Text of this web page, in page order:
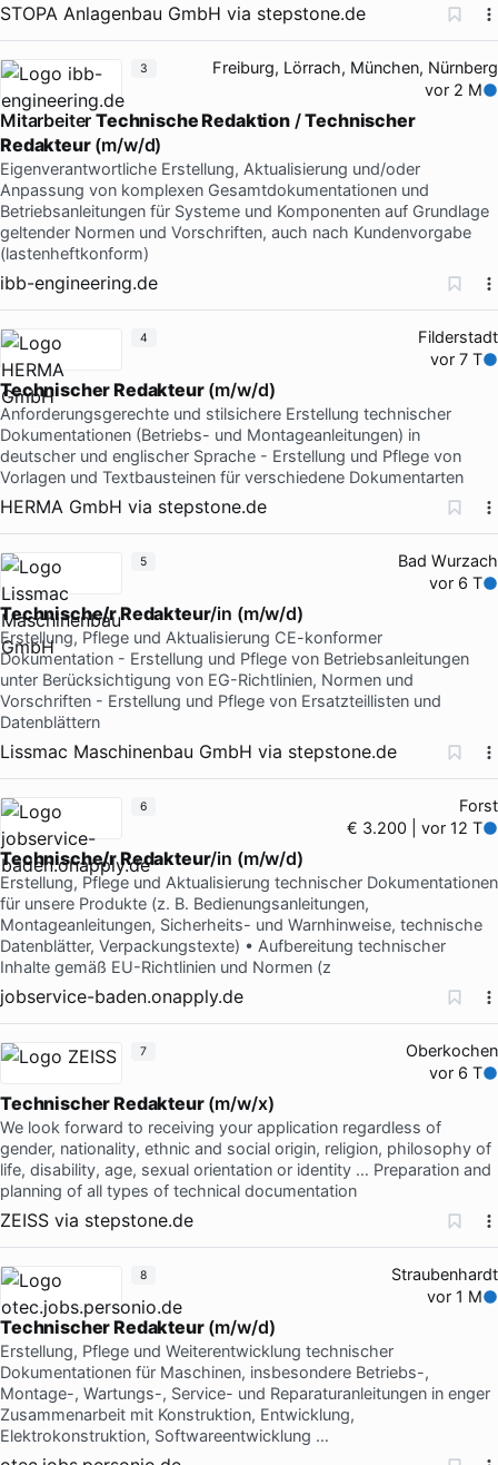
STOPA Anlagenbau GmbH via stepstone.de
Freiburg, Lörrach, München, Nürnberg
vor 2 M
MitarbeiterTechnische Redaktion/Technischer
Redakteur(m/w/d)
Eigenverantwortliche Erstellung, Aktualisierung und/oder
Anpassung von komplexen Gesamtdokumentationen und
Betriebsanleitungen für Systeme und Komponenten auf Grundlage
geltender Normen und Vorschriften, auch nach Kundenvorgabe
(lastenheftkonform)
ibb-engineering.de
3
Filderstadt
vor 7 T
Technischer Redakteur(m/w/d)
Anforderungsgerechte und stilsichere Erstellung technischer
Dokumentationen (Betriebs- und Montageanleitungen) in
deutscher und englischer Sprache - Erstellung und Pflege von
Vorlagen und Textbausteinen für verschiedene Dokumentarten
HERMA GmbH via stepstone.de
4
Bad Wurzach
vor 6 T
Technische/r Redakteur/in (m/w/d)
Erstellung, Pflege und Aktualisierung CE-konformer
Dokumentation - Erstellung und Pflege von Betriebsanleitungen
unter Berücksichtigung von EG-Richtlinien, Normen und
Vorschriften - Erstellung und Pflege von Ersatzteillisten und
Datenblättern
Lissmac Maschinenbau GmbH via stepstone.de
5
Forst
€ 3.200 | vor 12 T
Technische/r Redakteur/in (m/w/d)
Erstellung, Pflege und Aktualisierung technischer Dokumentationen
für unsere Produkte (z. B. Bedienungsanleitungen,
Montageanleitungen, Sicherheits- und Warnhinweise, technische
Datenblätter, Verpackungstexte) • Aufbereitung technischer
Inhalte gemäß EU-Richtlinien und Normen (z
jobservice-baden.onapply.de
6
Oberkochen
vor 6 T
Technischer Redakteur(m/w/x)
We look forward to receiving your application regardless of
gender, nationality, ethnic and social origin, religion, philosophy of
life, disability, age, sexual orientation or identity … Preparation and
planning of all types of technical documentation
ZEISS via stepstone.de
7
Straubenhardt
vor 1 M
Technischer Redakteur(m/w/d)
Erstellung, Pflege und Weiterentwicklung technischer
Dokumentationen für Maschinen, insbesondere Betriebs-,
Montage-, Wartungs-, Service- und Reparaturanleitungen in enger
Zusammenarbeit mit Konstruktion, Entwicklung,
Elektrokonstruktion, Softwareentwicklung …
8